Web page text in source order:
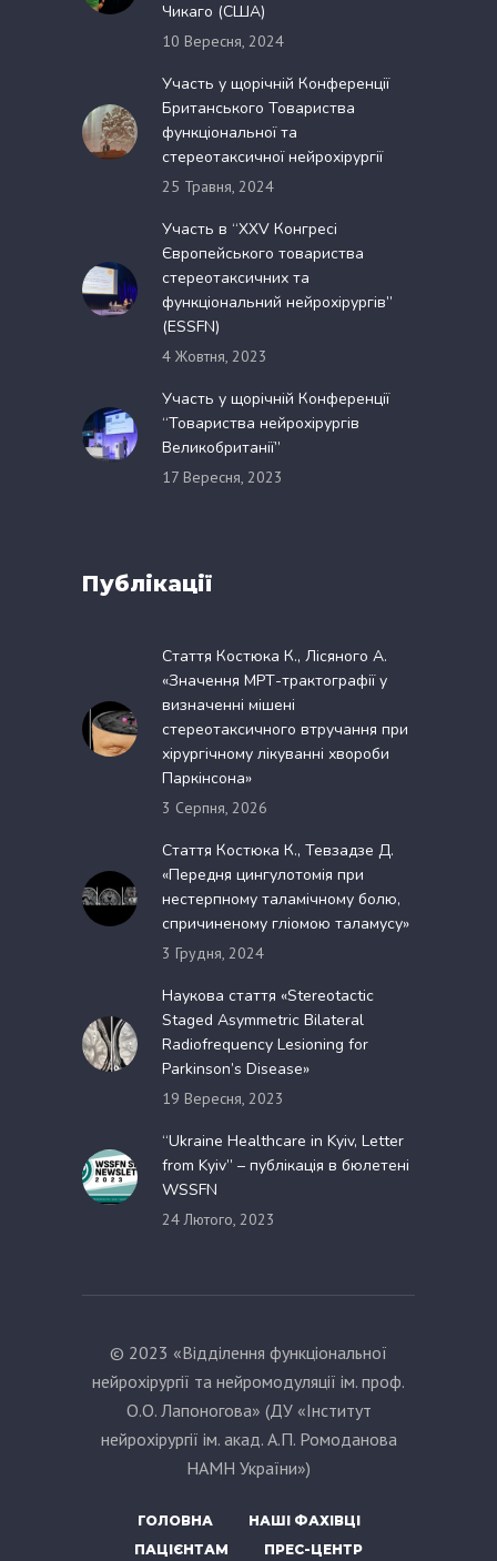
Чикаго (США)
10 Вересня, 2024
Участь у щорічній Конференції
Британського Товариства
функціональної та
стереотаксичної нейрохірургії
25 Травня, 2024
Участь в “XXV Конгресі
Європейського товариства
стереотаксичних та
функціональний нейрохірургів”
(ESSFN)
4 Жовтня, 2023
Участь у щорічній Конференції
“Товариства нейрохірургів
Великобританії”
17 Вересня, 2023
Публікації
Стаття Костюка К., Лісяного А.
«Значення МРТ-трактографії у
визначенні мішені
стереотаксичного втручання при
хірургічному лікуванні хвороби
Паркінсона»
3 Серпня, 2026
Стаття Костюка К., Тевзадзе Д.
«Передня цингулотомія при
нестерпному таламічному болю,
спричиненому гліомою таламусу»
3 Грудня, 2024
Наукова стаття «Stereotactic
Staged Asymmetric Bilateral
Radiofrequency Lesioning for
Parkinson’s Disease»
19 Вересня, 2023
“Ukraine Healthcare in Kyiv, Letter
from Kyiv” – публікація в бюлетені
WSSFN
24 Лютого, 2023
© 2023 «Відділення функціональної
нейрохірургії та нейромодуляції ім. проф.
О.О. Лапоногова» (ДУ «Інститут
нейрохірургії ім. акад. А.П. Ромоданова
НАМН України»)
ГОЛОВНА
НАШІ ФАХІВЦІ
ПАЦІЄНТАМ
ПРЕС-ЦЕНТР